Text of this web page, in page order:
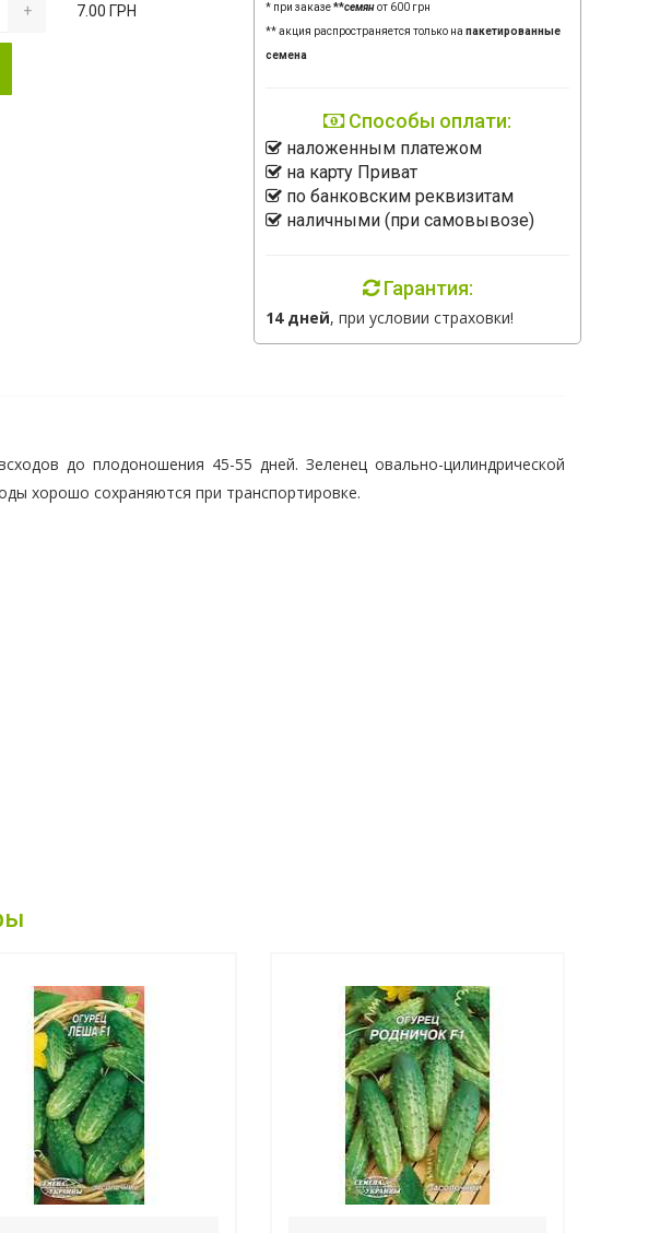
+ 7.00 ГРН * при заказе**семянот 600 грн
** акция распространяется только на пакетированные
семена
Способы оплати:
наложенным платежом
на карту Приват
по банковским реквизитам
наличными (при самовывозе)
Гарантия:
14 дней, при условии страховки!
до плодоношения 45-55 дней. Зеленец овально-цилиндрической
хорошо сохраняются при транспортировке.